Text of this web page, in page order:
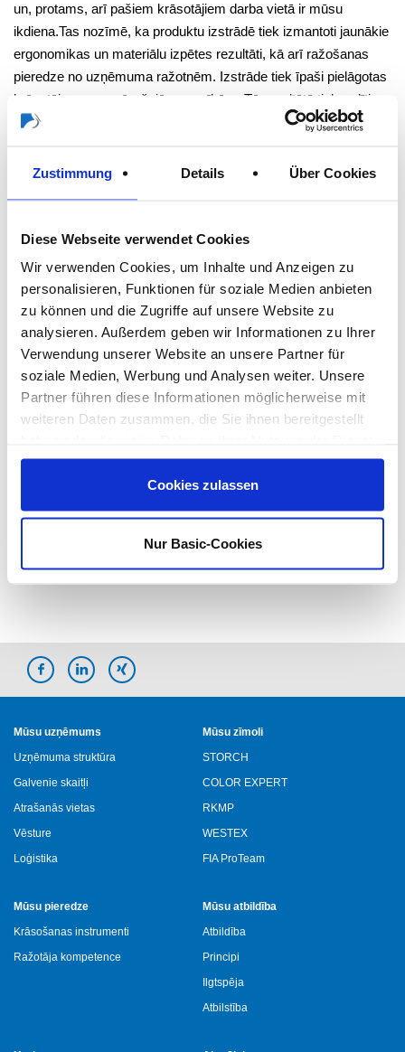
Zustimmung Details Über Cookies
Diese Webseite verwendet Cookies
Wir verwenden Cookies, um Inhalte und Anzeigen zu
personalisieren, Funktionen für soziale Medien anbieten
zu können und die Zugriffe auf unsere Website zu
analysieren. Außerdem geben wir Informationen zu Ihrer
Verwendung unserer Website an unsere Partner für
soziale Medien, Werbung und Analysen weiter. Unsere
Partner führen diese Informationen möglicherweise mit
weiteren Daten zusammen, die Sie ihnen bereitgestellt
gesammelt haben.
Cookies zulassen
Nur Basic-Cookies
un, protams, arī pašiem krāsotājiem darba vietā ir mūsu
ikdiena.Tas nozīmē, ka produktu izstrādē tiek izmantoti jaunākie
ergonomikas un materiālu izpētes rezultāti, kā arī ražošanas
pieredze no uzņēmuma ražotnēm. Izstrāde tiek īpaši pielāgotas
krāsotāju nozares īpašajām prasībām. Tā rezultātā tiek radīti
inovatīvi un efektīvi augstākās kvalitātes produkti profesionāliem
Modernākās tehnoloģijas
vismodernākā. Mūsu ražošanas procesi tiek pakļauti pastāvīgai
kvalitātes kontrolei un nepārtrauktai pilnveidošanai. Tas ļauj
mums vienmēr garantēt augstu kvalitātes līmeni mūsu
klientiem.
Mūsu uzņēmums
Uzņēmuma struktūra
Galvenie skaitļi
Atrašanās vietas
Vēsture
Loģistika
Mūsu zīmoli
STORCH
COLOR EXPERT
RKMP
WESTEX
FIA ProTeam
Mūsu pieredze
Krāsošanas instrumenti
Ražotāja kompetence
Mūsu atbildība
Atbildība
Principi
Ilgtspēja
Atbilstība